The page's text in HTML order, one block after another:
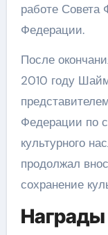
работе Совета
Федерации.
После
2010 году
Федерации по
культурного
продолжал
сохранение
Награды